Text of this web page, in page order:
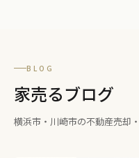
BLOG
家売るブログ
横浜市・川崎市の不動産売却